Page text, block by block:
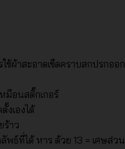
ช้ผ้าสะอาดเช็ดคราบสกปรกออ
มือนสติ๊กเกอร์
งเองได้
ร้าว
ที่ได้ หาร ด้วย 13 = เศษส่ว